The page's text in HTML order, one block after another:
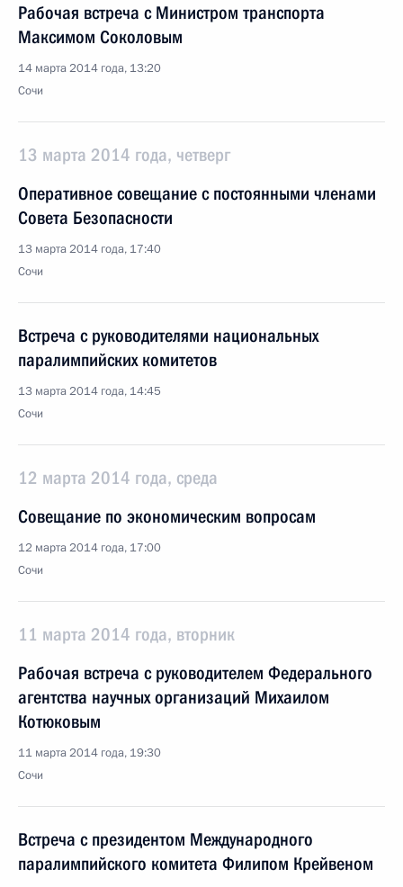
Рабочая встреча с Министром транспорта
Максимом Соколовым
14 марта 2014 года, 13:20
Сочи
13 марта 2014 года, четверг
Оперативное совещание с постоянными членами
Совета Безопасности
13 марта 2014 года, 17:40
Сочи
Встреча с руководителями национальных
паралимпийских комитетов
13 марта 2014 года, 14:45
Сочи
12 марта 2014 года, среда
Совещание по экономическим вопросам
12 марта 2014 года, 17:00
Сочи
11 марта 2014 года, вторник
Рабочая встреча с руководителем Федерального
агентства научных организаций Михаилом
Котюковым
11 марта 2014 года, 19:30
Сочи
Встреча с президентом Международного
паралимпийского комитета Филипом Крейвеном